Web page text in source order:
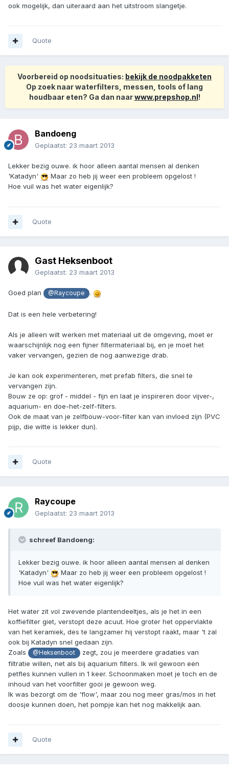
ook mogelijk, dan uiteraard aan het uitstroom slangetje.
Quote
Voorbereid op noodsituaties: bekijk de noodpakketen
Op zoek naar waterfilters, messen, tools of lang
houdbaar eten? Ga dan naarwww.prepshop.nl!
Bandoeng
Geplaatst: 23 maart 2013
Lekker bezig ouwe. ik hoor alleen aantal mensen al denken
'Katadyn'
Maar zo heb jij weer een probleem opgelost !
Hoe vuil was het water eigenlijk?
Quote
Gast Heksenboot
Geplaatst: 23 maart 2013
Goed plan @Raycoupe .
Dat is een hele verbetering!
Als je alleen wilt werken met materiaal uit de omgeving, moet er
waarschijnlijk nog een fijner filtermateriaal bij, en je moet het
vaker vervangen, gezien de nog aanwezige drab.
Je kan ook experimenteren, met prefab filters, die snel te
vervangen zijn.
Bouw ze op: grof - middel - fijn en laat je inspireren door vijver-,
aquarium- en doe-het-zelf-filters.
Ook de maat van je zelfbouw-voor-filter kan van invloed zijn (PVC
pijp, die witte is lekker dun).
Quote
Raycoupe
Geplaatst: 23 maart 2013
schreef Bandoeng:
Lekker bezig ouwe. ik hoor alleen aantal mensen al denken
'Katadyn'
Maar zo heb jij weer een probleem opgelost !
Hoe vuil was het water eigenlijk?
Het water zit vol zwevende plantendeeltjes, als je het in een
koffiefilter giet, verstopt deze acuut. Hoe groter het oppervlakte
van het keramiek, des te langzamer hij verstopt raakt, maar 't zal
ook bij Katadyn snel gedaan zijn.
Zoals
@Heksenboot
zegt, zou je meerdere gradaties van
filtratie willen, net als bij aquarium filters. Ik wil gewoon een
petfles kunnen vullen in 1 keer. Schoonmaken moet je toch en de
inhoud van het voorfilter gooi je gewoon weg.
Ik was bezorgt om de 'flow', maar zou nog meer gras/mos in het
doosje kunnen doen, het pompje kan het nog makkelijk aan.
Quote